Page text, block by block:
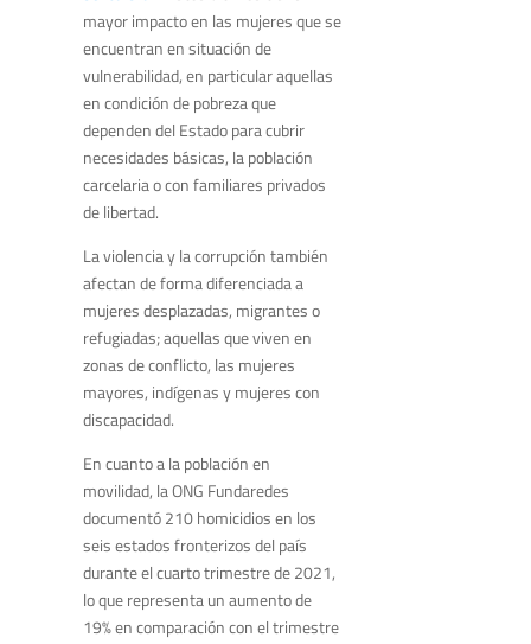
mayor impacto en las mujeres que se
encuentran en situación de
vulnerabilidad, en particular aquellas
en condición de pobreza que
dependen del Estado para cubrir
necesidades básicas, la población
carcelaria o con familiares privados
de libertad.
La violencia y la corrupción también
afectan de forma diferenciada a
mujeres desplazadas, migrantes o
refugiadas; aquellas que viven en
zonas de conflicto, las mujeres
mayores, indígenas y mujeres con
discapacidad.
En cuanto a la población en
movilidad, la ONG Fundaredes
documentó 210 homicidios en los
seis estados fronterizos del país
durante el cuarto trimestre de 2021,
lo que representa un aumento de
19% en comparación con el trimestre